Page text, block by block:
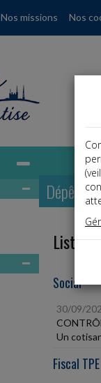
Nos missions Nos
Dépêches
Liste
Social
30/09/
Un
Fiscal TPE